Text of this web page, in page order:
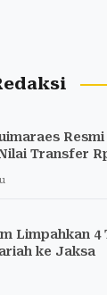
Transfer
Limpahkan 4
ke Jaksa